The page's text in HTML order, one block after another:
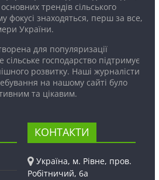
трендів сільського
фокусі знаходяться, перш за все,
України.
для популяризації
господарство підтримує
розвитку. Наші журналісти
на нашому сайті було
та цікавим.
КОНТАКТИ
Україна, м. Рівне, пров.
Робітничий, 6а